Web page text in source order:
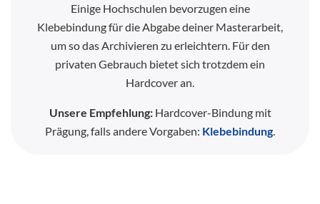
Einige Hochschulen bevorzugen eine
Klebebindung für die Abgabe deiner Masterarbeit,
um so das Archivieren zu erleichtern. Für den
privaten Gebrauch bietet sich trotzdem ein
Hardcover an.
Unsere Empfehlung:Hardcover-Bindung mit
Prägung, falls andere Vorgaben: Klebebindung.